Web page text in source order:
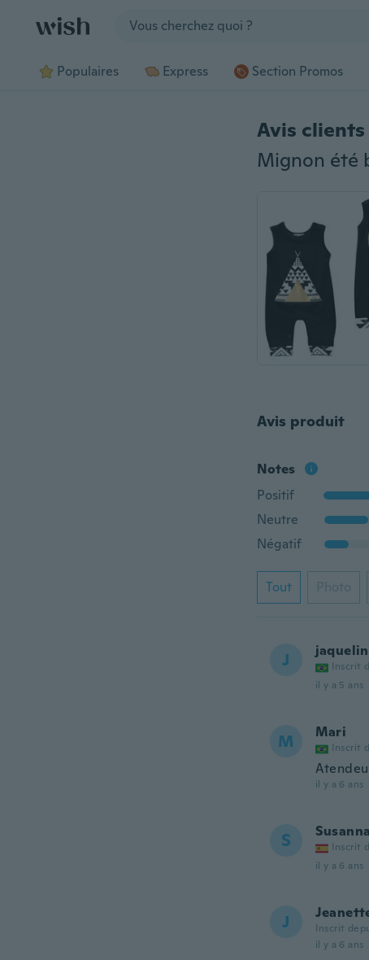
Populaires Express Section Promos
Avis clients
Avis produit
Notes
Positif
Neutre
Négatif
Tout Photo
J Inscrit
il y a 5 ans
M Mari
Inscrit
il y a 6 ans
S Susanna
Inscrit
il y a 6 ans
J Inscrit
il y a 6 ans